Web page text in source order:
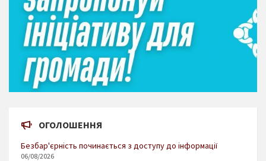
ОГОЛОШЕННЯ
Безбар'єрність починається з доступу до інформації
06/08/2026